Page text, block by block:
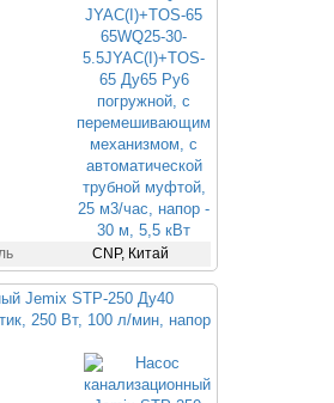
CNP, Китай
Jemix STP-250 Ду40
250 Вт, 100 л/мин, напор